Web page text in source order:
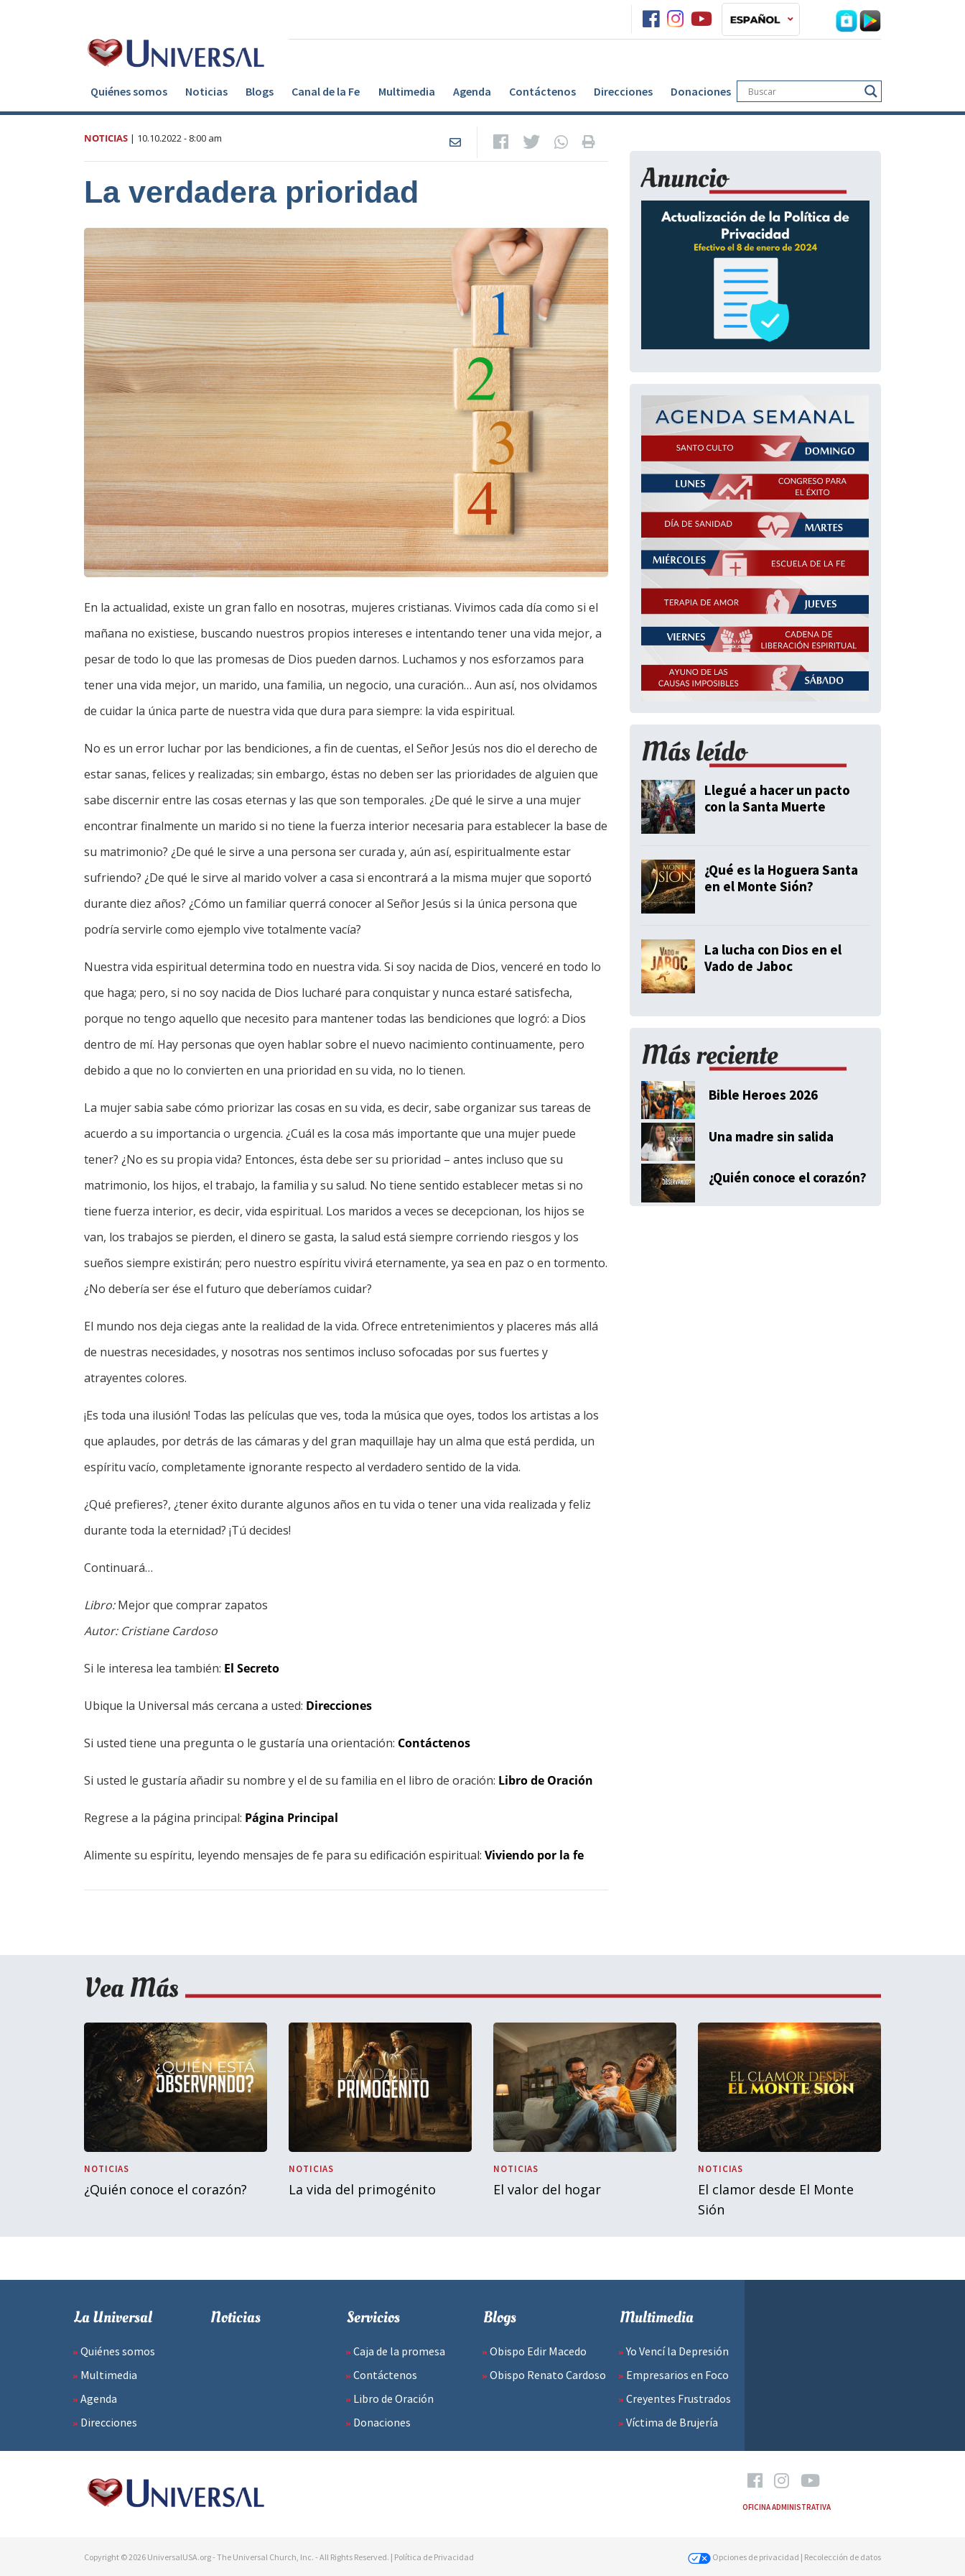
Quiénes somos Noticias Blogs Canal de la Fe Multimedia Agenda Contáctenos Direcciones Donaciones
NOTICIAS | 10.10.2022- 8:00 am
La verdadera prioridad
En la actualidad, existe un gran fallo en nosotras, mujeres cristianas. Vivimos cada día como si el
mañana no existiese, buscando nuestros propios intereses e intentando tener una vida mejor, a
pesar de todo lo que las promesas de Dios pueden darnos. Luchamos y nos esforzamos para
tener una vida mejor, un marido, una familia, un negocio, una curación… Aun así, nos olvidamos
de cuidar la única parte de nuestra vida que dura para siempre: la vida espiritual.
No es un error luchar por las bendiciones, a fin de cuentas, el Señor Jesús nos dio el derecho de
estar sanas, felices y realizadas; sin embargo, éstas no deben ser las prioridades de alguien que
sabe discernir entre las cosas eternas y las que son temporales. ¿De qué le sirve a una mujer
encontrar finalmente un marido si no tiene la fuerza interior necesaria para establecer la base de
su matrimonio? ¿De qué le sirve a una persona ser curada y, aún así, espiritualmente estar
sufriendo? ¿De qué le sirve al marido volver a casa si encontrará a la misma mujer que soportó
durante diez años? ¿Cómo un familiar querrá conocer al Señor Jesús si la única persona que
podría servirle como ejemplo vive totalmente vacía?
Nuestra vida espiritual determina todo en nuestra vida. Si soy nacida de Dios, venceré en todo lo
que haga; pero, si no soy nacida de Dios lucharé para conquistar y nunca estaré satisfecha,
porque no tengo aquello que necesito para mantener todas las bendiciones que logró: a Dios
dentro de mí. Hay personas que oyen hablar sobre el nuevo nacimiento continuamente, pero
debido a que no lo convierten en una prioridad en su vida, no lo tienen.
La mujer sabia sabe cómo priorizar las cosas en su vida, es decir, sabe organizar sus tareas de
acuerdo a su importancia o urgencia. ¿Cuál es la cosa más importante que una mujer puede
tener? ¿No es su propia vida? Entonces, ésta debe ser su prioridad – antes incluso que su
matrimonio, los hijos, el trabajo, la familia y su salud. No tiene sentido establecer metas si no
tiene fuerza interior, es decir, vida espiritual. Los maridos a veces se decepcionan, los hijos se
van, los trabajos se pierden, el dinero se gasta, la salud está siempre corriendo riesgos y los
sueños siempre existirán; pero nuestro espíritu vivirá eternamente, ya sea en paz o en tormento.
¿No debería ser ése el futuro que deberíamos cuidar?
El mundo nos deja ciegas ante la realidad de la vida. Ofrece entretenimientos y placeres más allá
de nuestras necesidades, y nosotras nos sentimos incluso sofocadas por sus fuertes y
atrayentes colores.
¡Es toda una ilusión! Todas las películas que ves, toda la música que oyes, todos los artistas a los
que aplaudes, por detrás de las cámaras y del gran maquillaje hay un alma que está perdida, un
espíritu vacío, completamente ignorante respecto al verdadero sentido de la vida.
¿Qué prefieres?, ¿tener éxito durante algunos años en tu vida o tener una vida realizada y feliz
durante toda la eternidad? ¡Tú decides!
Continuará…
Libro:Mejor que comprar zapatos
Autor: Cristiane Cardoso
Si le interesa lea también: El Secreto
Ubique la Universal más cercana a usted: Direcciones
Si usted tiene una pregunta o le gustaría una orientación: Contáctenos
Si usted le gustaría añadir su nombre y el de su familia en el libro de oración: Libro de Oración
Regrese a la página principal: Página Principal
Alimente su espíritu, leyendo mensajes de fe para su edificación espiritual: Viviendo por la fe
Anuncio
Más leído
Más reciente
Bible Heroes 2026
Una madre sin salida
¿Quién conoce el corazón?
Vea Más
NOTICIAS
¿Quién conoce el corazón?
NOTICIAS
La vida del primogénito
NOTICIAS
El valor del hogar
NOTICIAS
El clamor desde El Monte
Sión
La Universal
Quiénes somos
Multimedia
Agenda
Direcciones
Noticias Servicios
Caja de la promesa
Contáctenos
Libro de Oración
Donaciones
Blogs
Obispo Edir Macedo
Obispo Renato Cardoso
Multimedia
Yo Vencí la Depresión
Empresarios en Foco
Creyentes Frustrados
Víctima de Brujería
OFICINA ADMINISTRATIVA
Copyright © 2026 UniversalUSA.org - The Universal Church, Inc. - All Rights Reserved. | Política de Privacidad Opciones de privacidad | Recolección de datos